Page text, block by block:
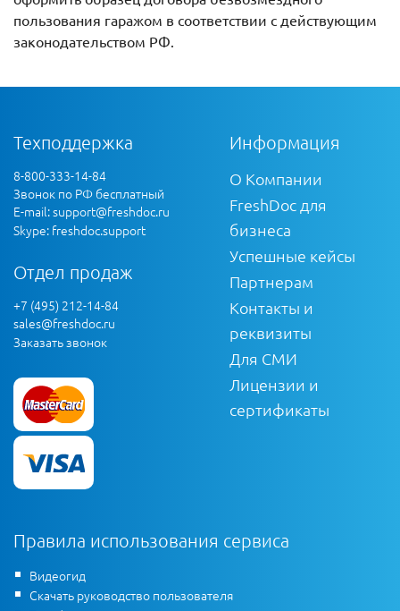
пользования гаражом в соответствии с действующим
законодательством РФ.
Техподдержка
8-800-333-14-84
Звонок по РФ бесплатный
E-mail:support@freshdoc.ru
Skype: freshdoc.support
Отдел продаж
+7 (495) 212-14-84
sales@freshdoc.ru
Заказать звонок
Информация
О Компании
FreshDoc для
бизнеса
Успешные кейсы
Партнерам
Контакты и
реквизиты
Для СМИ
Лицензии и
сертификаты
Правила использования сервиса
Видеогид
Скачать руководство пользователя